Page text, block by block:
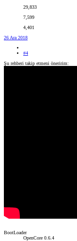
29,833
7,599
4,401
26 Ara 2018
#4
Şu rehberi takip etmeni öneririm:
BootLoader
OpenCore 0.6.4